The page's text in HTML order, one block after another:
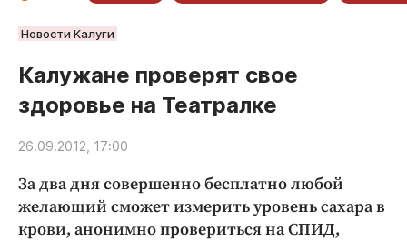
РУБРИКИ
Новости компаний
Статьи
Народные новости
Благоустройство
Криминал
Новости Калуги
Калужане проверят свое
здоровье на Театралке
26.09.2012, 17:00
За два дня совершенно бесплатно любой
желающий сможет измерить уровень сахара в
крови, анонимно провериться на СПИД,